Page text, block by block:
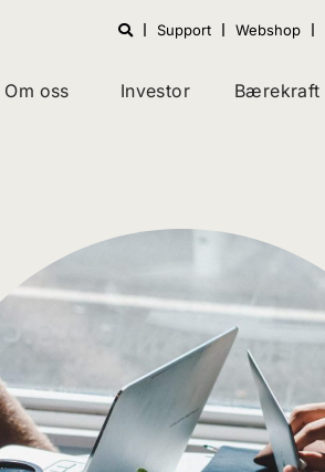
Support Webshop
Om oss Investor Bærekraft